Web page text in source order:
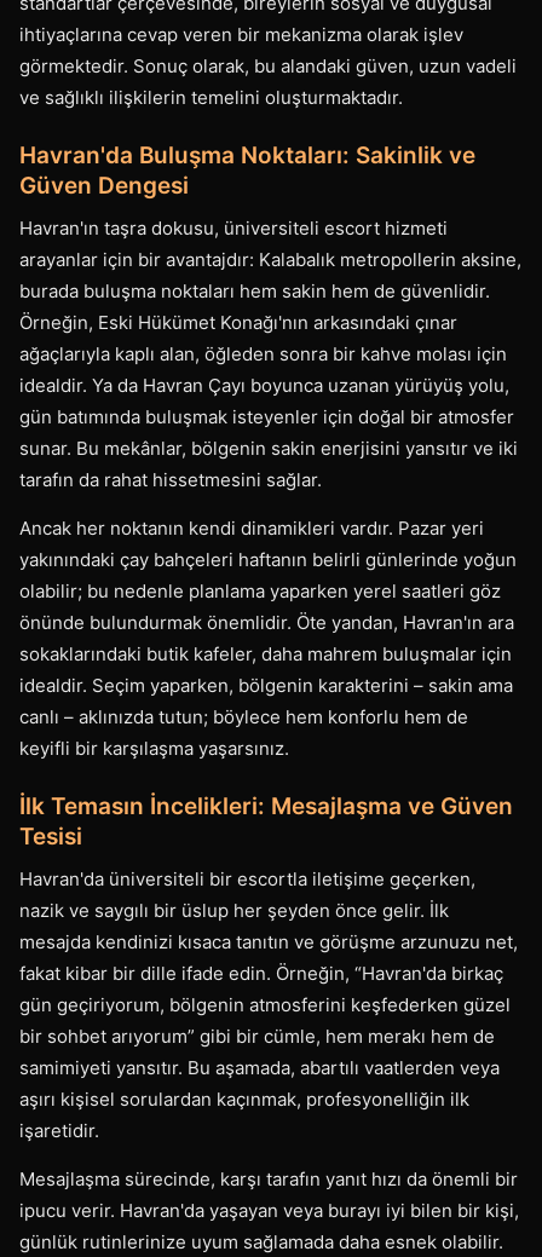
ihtiyaçlarına cevap veren bir mekanizma olarak işlev
görmektedir. Sonuç olarak, bu alandaki güven, uzun vadeli
ve sağlıklı ilişkilerin temelini oluşturmaktadır.
Havran'da Buluşma Noktaları: Sakinlik ve
Güven Dengesi
Havran'ın taşra dokusu, üniversiteli escort hizmeti
arayanlar için bir avantajdır: Kalabalık metropollerin aksine,
burada buluşma noktaları hem sakin hem de güvenlidir.
Örneğin, Eski Hükümet Konağı'nın arkasındaki çınar
ağaçlarıyla kaplı alan, öğleden sonra bir kahve molası için
idealdir. Ya da Havran Çayı boyunca uzanan yürüyüş yolu,
gün batımında buluşmak isteyenler için doğal bir atmosfer
sunar. Bu mekânlar, bölgenin sakin enerjisini yansıtır ve iki
tarafın da rahat hissetmesini sağlar.
Ancak her noktanın kendi dinamikleri vardır. Pazar yeri
yakınındaki çay bahçeleri haftanın belirli günlerinde yoğun
olabilir; bu nedenle planlama yaparken yerel saatleri göz
önünde bulundurmak önemlidir. Öte yandan, Havran'ın ara
sokaklarındaki butik kafeler, daha mahrem buluşmalar için
idealdir. Seçim yaparken, bölgenin karakterini – sakin ama
canlı – aklınızda tutun; böylece hem konforlu hem de
keyifli bir karşılaşma yaşarsınız.
İlk Temasın İncelikleri: Mesajlaşma ve Güven
Tesisi
Havran'da üniversiteli bir escortla iletişime geçerken,
nazik ve saygılı bir üslup her şeyden önce gelir. İlk
mesajda kendinizi kısaca tanıtın ve görüşme arzunuzu net,
fakat kibar bir dille ifade edin. Örneğin, “Havran'da birkaç
gün geçiriyorum, bölgenin atmosferini keşfederken güzel
bir sohbet arıyorum” gibi bir cümle, hem merakı hem de
samimiyeti yansıtır. Bu aşamada, abartılı vaatlerden veya
aşırı kişisel sorulardan kaçınmak, profesyonelliğin ilk
işaretidir.
Mesajlaşma sürecinde, karşı tarafın yanıt hızı da önemli bir
ipucu verir. Havran'da yaşayan veya burayı iyi bilen bir kişi,
günlük rutinlerinize uyum sağlamada daha esnek olabilir.